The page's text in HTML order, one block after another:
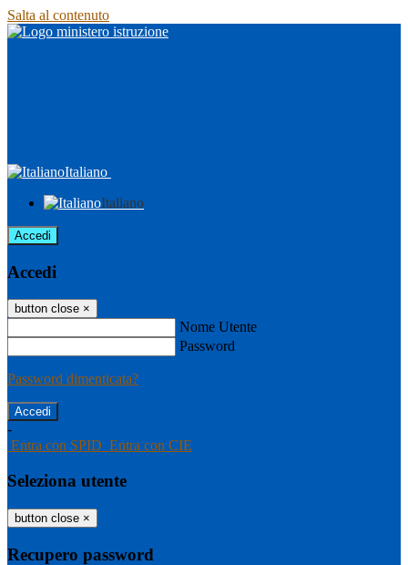
Salta al contenuto
Italiano
Italiano
Accedi
Accedi
button close ×
Nome Utente
Password
Password dimenticata?
-
Entra con SPID Entra con CIE
Seleziona utente
button close ×
Recupero password